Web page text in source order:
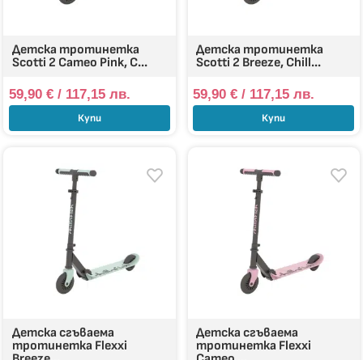
Детска тротинетка
Scotti 2 Cameo Pink, C...
59,90 €/ 117,15 лв.
Купи
Детска тротинетка
Scotti 2 Breeze, Chill...
59,90 €/ 117,15 лв.
Купи
Детска сгъваема
тротинетка Flexxi
Детска сгъваема
тротинетка Flexxi